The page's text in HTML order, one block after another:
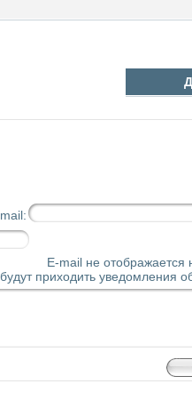
E-mail не отображается
приходить уведомления